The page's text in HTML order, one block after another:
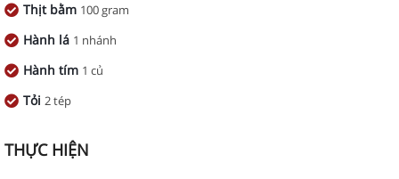
Thịt bằm 100 gram
Hành lá 1 nhánh
Hành tím 1 củ
Tỏi 2 tép
THỰC HIỆN